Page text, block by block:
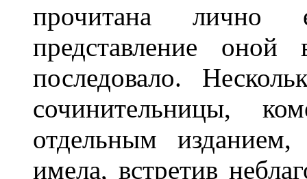
прочитана лично
представление оной
последовало.
сочинительницы,
отдельным
имела, встретив